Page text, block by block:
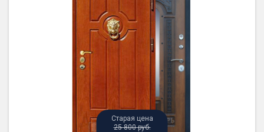
25 800 руб.